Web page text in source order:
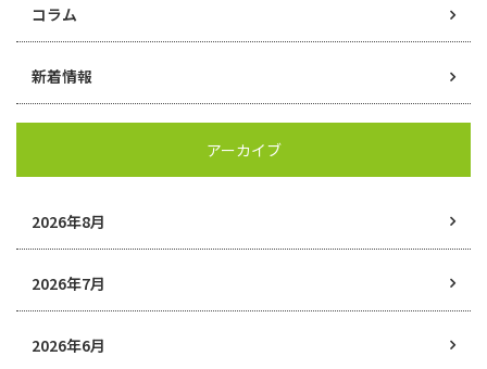
コラム
新着情報
アーカイブ
2026年8月
2026年7月
2026年6月